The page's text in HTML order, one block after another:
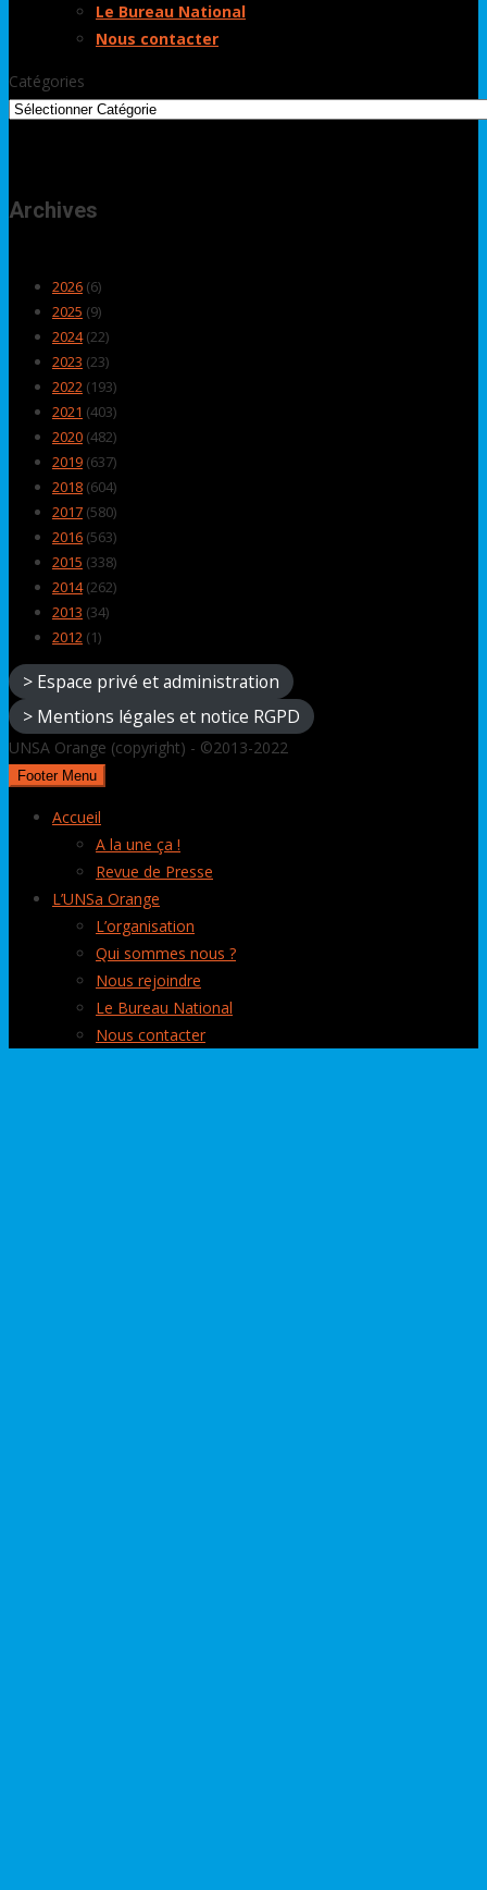
Le Bureau National
Nous contacter
Catégories
Archives
2026 (6)
2025 (9)
2024(22)
2023 (23)
2022 (193)
2021 (403)
2020 (482)
2019 (637)
2018 (604)
2017 (580)
2016 (563)
2015 (338)
2014(262)
2013 (34)
2012 (1)
> Espace privé et administration
> Mentions légales et notice RGPD
UNSA Orange (copyright) - ©2013-2022
Footer Menu
Accueil
A la une ça !
Revue de Presse
L’UNSa Orange
L’organisation
Qui sommes nous ?
Nous rejoindre
Le Bureau National
Nous contacter